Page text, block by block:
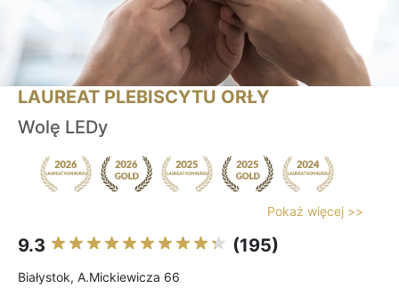
LAUREAT PLEBISCYTU ORŁY
Wolę LEDy
Pokaż więcej >>
9.3 (195)
Białystok, A.Mickiewicza 66